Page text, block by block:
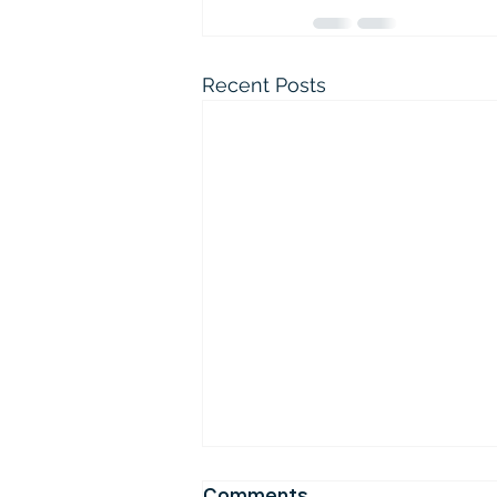
Recent Posts
로마서를 매일 읽으면 좋은 이유